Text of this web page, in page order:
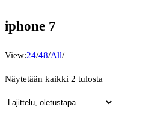
iphone 7
View:24/48/All/
Näytetään kaikki 2 tulosta